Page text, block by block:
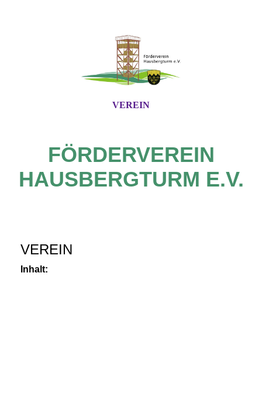
VEREIN
FÖRDERVEREIN
HAUSBERGTURM E.V.
VEREIN
Inhalt: